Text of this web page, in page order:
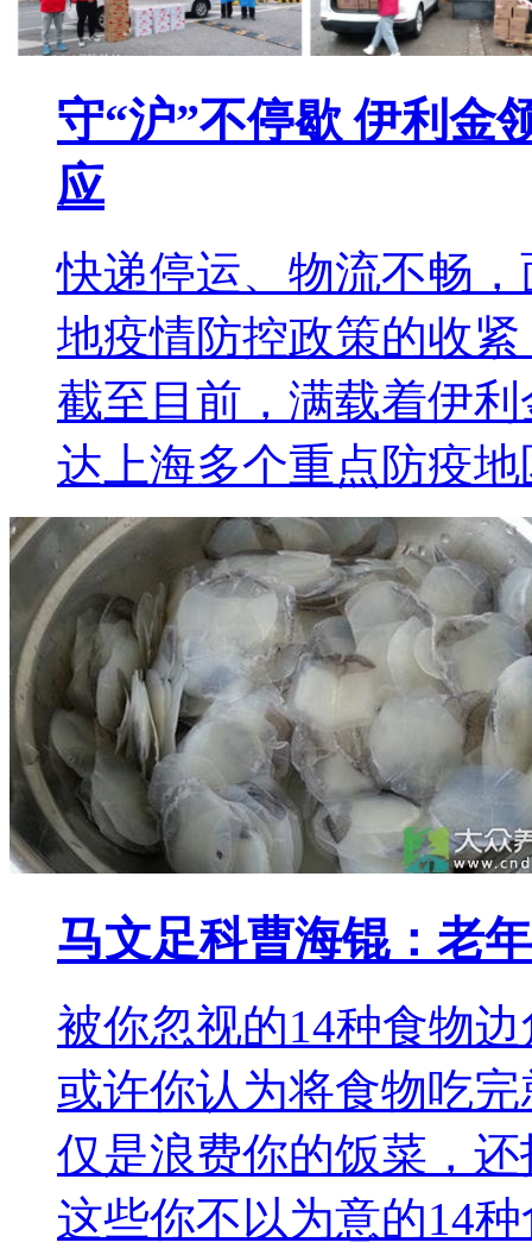
守“沪”不停歇 伊利金
应
快递停运、物流不畅
地疫情防控政策的收
截至目前，满载着伊
达上海多个重点防疫地
马文足科曹海锟：老
被你忽视的14种食物
或许你认为将食物吃
仅是浪费你的饭菜，
这些你不以为意的14